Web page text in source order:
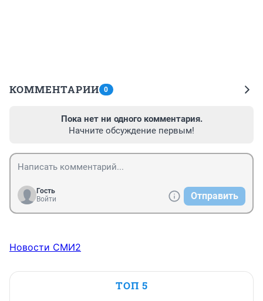
КОММЕНТАРИИ 0
Пока нет ни одного комментария.
Начните обсуждение первым!
Гость
Войти
Отправить
Новости СМИ2
ТОП 5